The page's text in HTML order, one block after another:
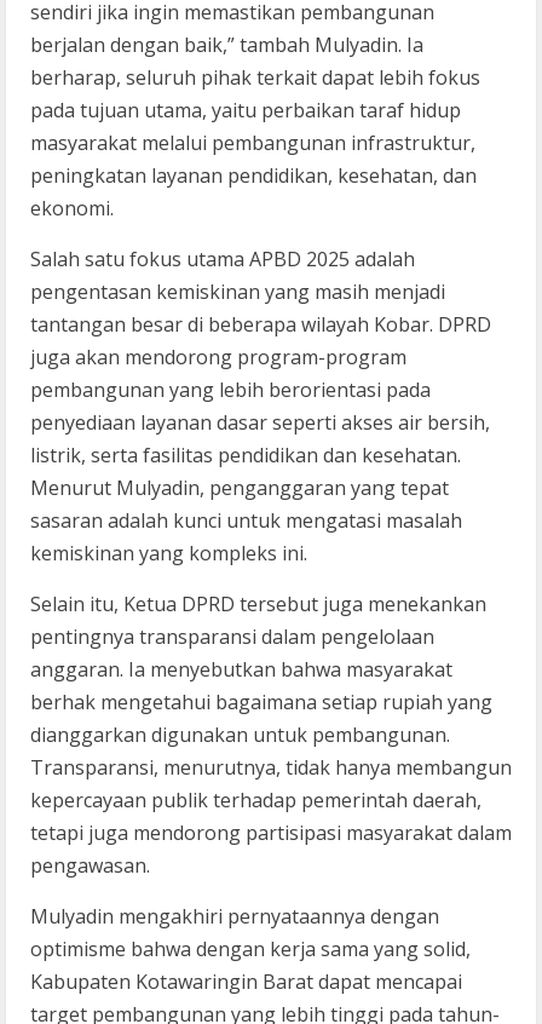
sendiri jika ingin memastikan pembangunan
berjalan dengan baik,” tambah Mulyadin. Ia
berharap, seluruh pihak terkait dapat lebih fokus
pada tujuan utama, yaitu perbaikan taraf hidup
masyarakat melalui pembangunan infrastruktur,
peningkatan layanan pendidikan, kesehatan, dan
ekonomi.
Salah satu fokus utama APBD 2025 adalah
pengentasan kemiskinan yang masih menjadi
tantangan besar di beberapa wilayah Kobar. DPRD
juga akan mendorong program-program
pembangunan yang lebih berorientasi pada
penyediaan layanan dasar seperti akses air bersih,
listrik, serta fasilitas pendidikan dan kesehatan.
Menurut Mulyadin, penganggaran yang tepat
sasaran adalah kunci untuk mengatasi masalah
kemiskinan yang kompleks ini.
Selain itu, Ketua DPRD tersebut juga menekankan
pentingnya transparansi dalam pengelolaan
anggaran. Ia menyebutkan bahwa masyarakat
berhak mengetahui bagaimana setiap rupiah yang
dianggarkan digunakan untuk pembangunan.
Transparansi, menurutnya, tidak hanya membangun
kepercayaan publik terhadap pemerintah daerah,
tetapi juga mendorong partisipasi masyarakat dalam
pengawasan.
Mulyadin mengakhiri pernyataannya dengan
optimisme bahwa dengan kerja sama yang solid,
Kabupaten Kotawaringin Barat dapat mencapai
target pembangunan yang lebih tinggi pada tahun-